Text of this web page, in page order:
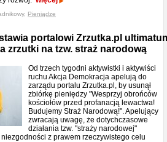
Pieniądze
portalowi Zrzutka.pl
zrzutki na tzw. straż narodową
Od trzech tygodni aktywistki i aktywiści
ruchu Akcja Demokracja apelują do
zarządu portalu Zrzutka.pl, by usunął
zbiórkę pieniędzy "Wesprzyj obrońców
kościołów przed profanacją lewactwa!
Budujemy Straż Narodową!". Apelujący
zwracają uwagę, że dotychczasowe
działania tzw. "straży narodowej"
z prawem rzeczywistego celu